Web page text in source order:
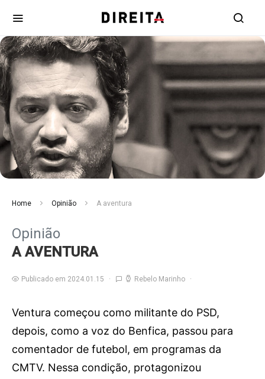
Home Opinião A aventura
Opinião
A AVENTURA
Publicado em 2024.01.15 Rebelo Marinho
Ventura começou como militante do PSD,
depois, como a voz do Benfica, passou para
comentador de futebol, em programas da
CMTV. Nessa condição, protagonizou